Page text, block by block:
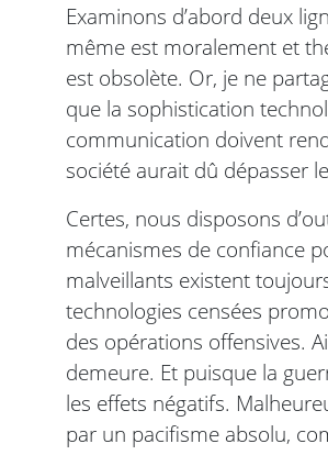
Examinons d’abord deux
même est moralement et
est obsolète. Or, je ne
que la sophistication
communication doivent
société aurait dû dépasser
Certes, nous disposons
mécanismes de confiance
malveillants existent
technologies censées
des opérations offensives.
demeure. Et puisque la
les effets négatifs.
par un pacifisme absolu,